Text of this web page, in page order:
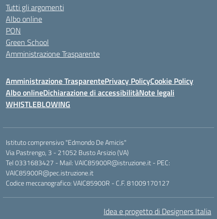
Tutti gli argomenti
Albo online
PON
Green School
Amministrazione Trasparente
Amministrazione TrasparentePrivacy PolicyCookie Policy
Albo onlineDichiarazione di accessibilitàNote legali
WHISTLEBLOWING
Istituto comprensivo "Edmondo De Amicis"
Via Pastrengo, 3 - 21052 Busto Arsizio (VA)
Tel 0331683427 - Mail: VAIC85900R@istruzione.it - PEC:
VAIC85900R@pec.istruzione.it
Codice meccanografico: VAIC85900R - C.F. 81009170127
Idea e progetto di Designers Italia